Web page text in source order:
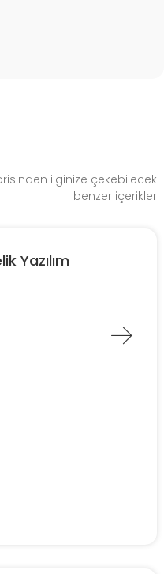
ilginize çekebilecek
benzer içerikler
Yazılım